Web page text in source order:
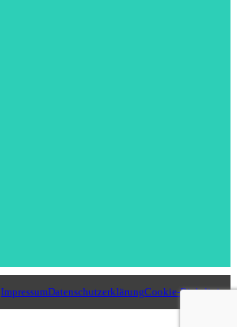
ImpressumDatenschutzerklärungCookie-Richtlinien